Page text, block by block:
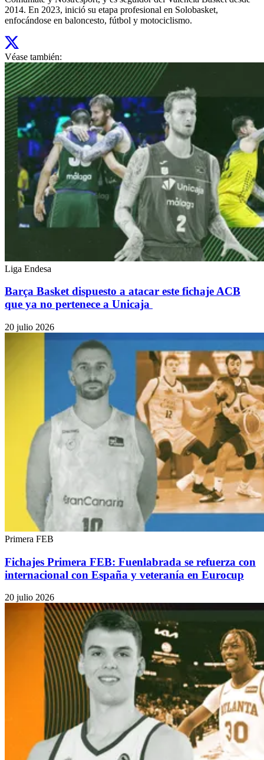
2014. En 2023, inició su etapa profesional en Solobasket,
enfocándose en baloncesto, fútbol y motociclismo.
Véase también:
Liga Endesa
Barça Basket dispuesto a atacar este fichaje ACB
que ya no pertenece a Unicaja
20 julio 2026
Primera FEB
Fichajes Primera FEB: Fuenlabrada se refuerza con
internacional con España y veteranía en Eurocup
20 julio 2026